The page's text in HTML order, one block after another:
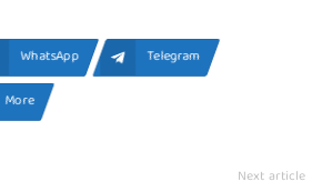
WhatsApp
Telegram
More
Next article